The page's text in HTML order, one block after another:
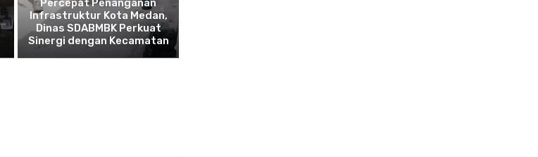
Percepat Penanganan
Infrastruktur Kota Medan,
Dinas SDABMBK Perkuat
Sinergi dengan Kecamatan